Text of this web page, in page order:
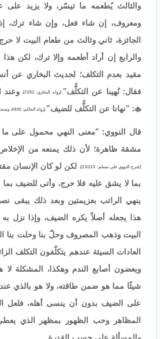
والثالث يُطعمه ما تيسّر، ولا يزيد على
ومعروف، إن شاء فعل، وإن شاء ترك،
الجائزة، ثاني وثالث من طعام البيت لا
والرابع إن أراد أطعمه وإلا ترك، لكن
مقيد بعدم التكلف؛ لحديث البخاري عن
فقال: نُهينا عن التكلُّف" [رواه البخاري: 7293]،
وعند
: "نهانا عن التكلُّف للضيف" [رواه الحاكم: 5935، وصححه الألباني في صحيح الجامع الصغير: 6871].
قال النووي: "معنى النهي محمول على
مشقة ظاهرة؛ لأن ذلك يمنعه من
[شرح النووي على مسلم: 13/213]،
لكن لو كان الإنسان
بما لا يشق عليه فلا حرج، وأتى للضيف بما
ينهي الراتب بعزيمتين وبعد ذلك يبقى
هذا يجعله أصلاً يكره الضيف، وإذا
البيت وذهب المصروف وحلّ بنا وحلت بنا
العادات السيئة عندهم يتكلّفون التكلف
ويعضون أصابع الندم وهكذا، المشكلة
شيئًا مما هو ضمن طاقته، ولا هو بالذي
على الضيف بدون أن ينسى أهله، فلعل
المظاهر وحب الظهور بمظهر الذي